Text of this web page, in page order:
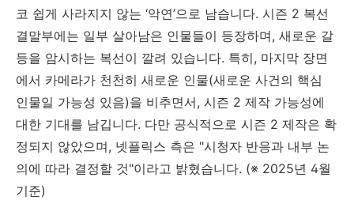
코 쉽게 사라지지 않는 ‘악연’으로 남습니다. 시즌 2 복선
결말부에는 일부 살아남은 인물들이 등장하며, 새로운 갈
등을 암시하는 복선이 깔려 있습니다. 특히, 마지막 장면
에서 카메라가 천천히 새로운 인물(새로운 사건의 핵심
인물일 가능성 있음)을 비추면서, 시즌 2 제작 가능성에
대한 기대를 남깁니다. 다만 공식적으로 시즌 2 제작은 확
정되지 않았으며, 넷플릭스 측은 "시청자 반응과 내부 논
의에 따라 결정할 것"이라고 밝혔습니다. (※ 2025년 4월
기준)